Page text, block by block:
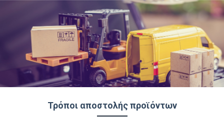
Τρόποι αποστολής προϊόντων